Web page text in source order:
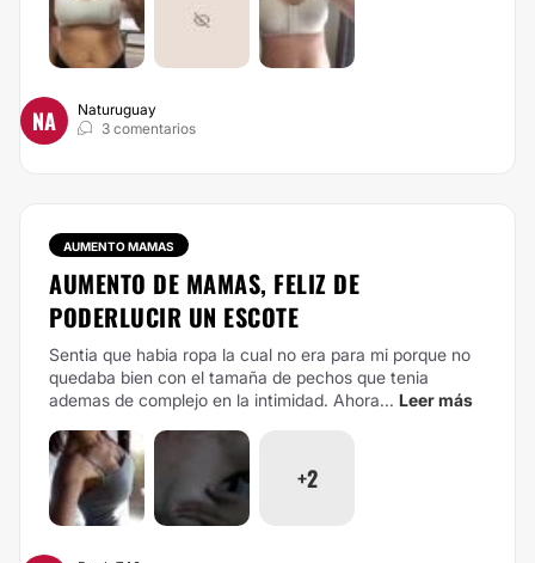
NA
Naturuguay
3 comentarios
AUMENTO MAMAS
AUMENTO DE MAMAS, FELIZ DE
PODERLUCIR UN ESCOTE
Sentia que habia ropa la cual no era para mi porque no
quedaba bien con el tamaña de pechos que tenia
ademas de complejo en la intimidad. Ahora... Leer más
+2